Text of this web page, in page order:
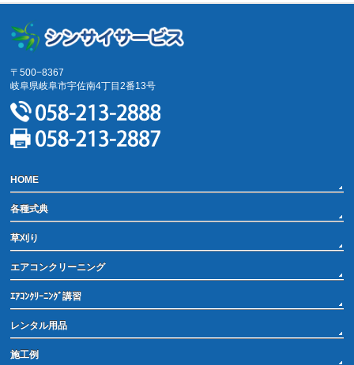
〒500−8367
岐阜県岐阜市宇佐南4丁目2番13号
HOME
各種式典
草刈り
エアコンクリーニング
ｴｱｺﾝｸﾘｰﾆﾝｸﾞ講習
レンタル用品
施工例